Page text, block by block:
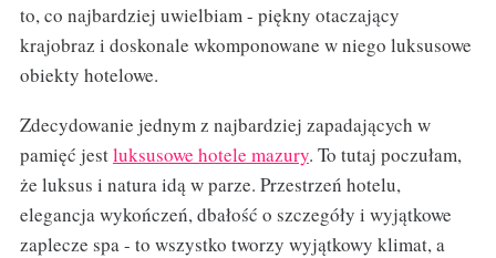
to, co najbardziej uwielbiam - piękny otaczający
krajobraz i doskonale wkomponowane w niego luksusowe
obiekty hotelowe.
Zdecydowanie jednym z najbardziej zapadających w
pamięć jestluksusowe hotele mazury. To tutaj poczułam,
że luksus i natura idą w parze. Przestrzeń hotelu,
elegancja wykończeń, dbałość o szczegóły i wyjątkowe
zaplecze spa - to wszystko tworzy wyjątkowy klimat, a